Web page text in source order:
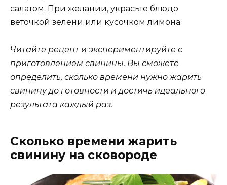
салатом. При желании, украсьте блюдо
веточкой зелени или кусочком лимона.
Читайте рецепт и экспериментируйте с
приготовлением свинины. Вы сможете
определить, сколько времени нужно жарить
свинину до готовности и достичь идеального
результата каждый раз.
Сколько времени жарить
свинину на сковороде